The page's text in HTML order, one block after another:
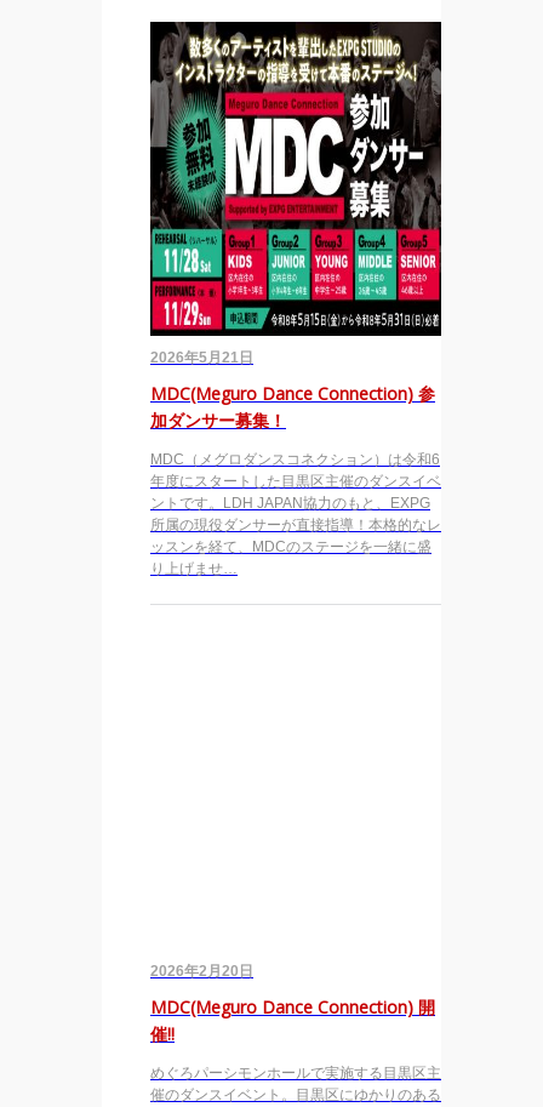
2026年5月21日
MDC(Meguro Dance Connection) 参
加ダンサー募集！
MDC（メグロダンスコネクション）は令和6
年度にスタートした目黒区主催のダンスイベ
ントです。LDH JAPAN協力のもと、EXPG
所属の現役ダンサーが直接指導！本格的なレ
ッスンを経て、MDCのステージを一緒に盛
り上げませ…
2026年2月20日
MDC(Meguro Dance Connection) 開
催!!
めぐろパーシモンホールで実施する目黒区主
催のダンスイベント。目黒区にゆかりのある